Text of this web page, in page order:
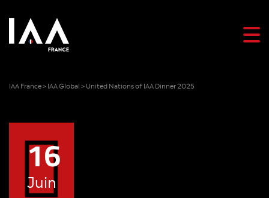
IAA France>IAA Global>United Nations of IAA Dinner 2025
16
Juin